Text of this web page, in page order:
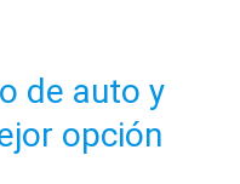
de auto y
opción